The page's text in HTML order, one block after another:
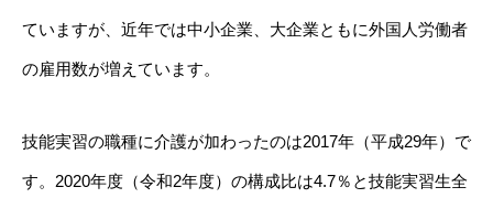
ていますが、近年では中小企業、大企業ともに外国人労働者
の雇用数が増えています。
技能実習の職種に介護が加わったのは2017年（平成29年）で
す。2020年度（令和2年度）の構成比は4.7％と技能実習生全